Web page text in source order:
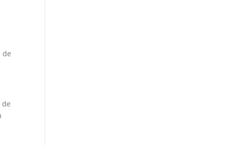
de
de